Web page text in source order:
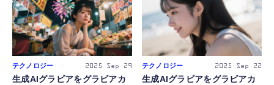
テクノロジー 2025 Sep 29
生成AIグラビアをグラビアカ
テクノロジー 2025 Sep 22
生成AIグラビアをグラビアカ